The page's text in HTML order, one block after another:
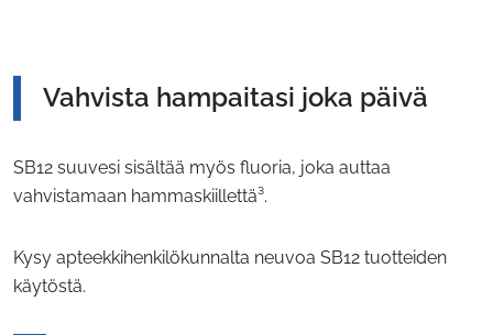
Vahvista hampaitasi joka päivä
SB12 suuvesi sisältää myös fluoria, joka auttaa
vahvistamaan hammaskiillettä³.
Kysy apteekkihenkilökunnalta neuvoa SB12 tuotteiden
käytöstä.